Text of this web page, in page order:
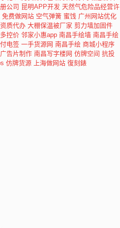
公司 昆明APP开发 天然气危险品经营许
免费做网站 空气弹簧 蜜饯 广州网站优化
质代办 大棚保温被厂家 剪力墙加固件
控价 邻家小惠app 南昌手绘墙 南昌手绘
电签 一手货源网 南昌手绘 商城小程序
告片制作 南昌写字楼网 仿牌空间 抗投
仿牌货源 上海做网站 復刻錶